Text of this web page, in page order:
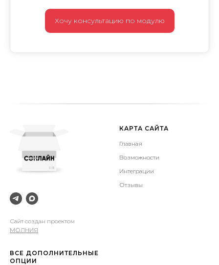
Хочу консультацию по модулю
Сайт создан проектом
МОЛНИЯ
КАРТА САЙТА
Главная
Возможности
Интеграции
Отзывы
ВСЕ ДОПОЛНИТЕЛЬНЫЕ
ОПЦИИ